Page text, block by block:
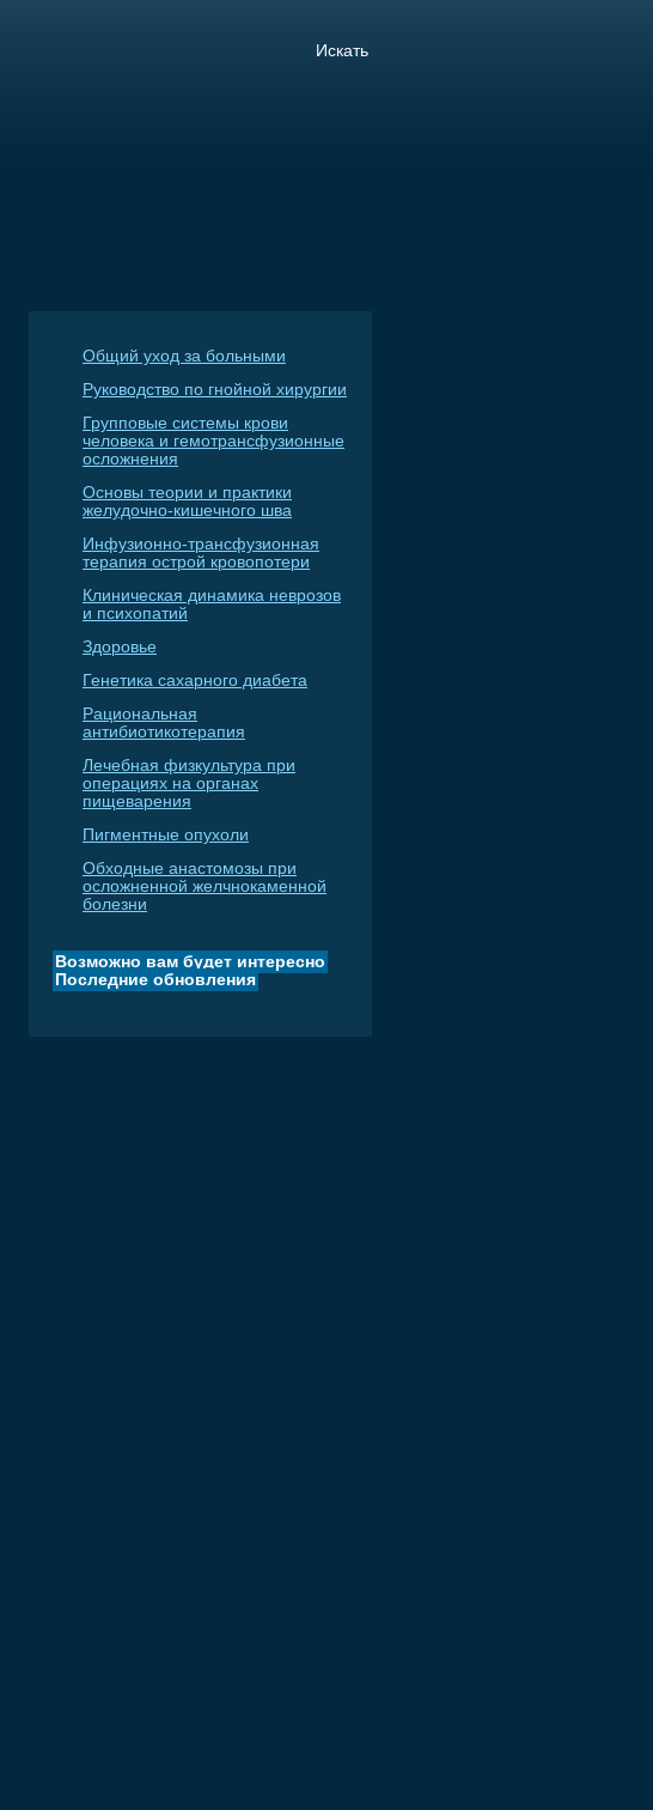
Общий уход за больными
Руководство по гнойной хирургии
Групповые системы крови
человека и гемотрансфузионные
осложнения
Основы теории и практики
желудочно-кишечного шва
Инфузионно-трансфузионная
терапия острой кровопотери
Клиническая динамика неврозов
и психопатий
Здоровье
Генетика сахарного диабета
Рациональная
антибиотикотерапия
Лечебная физкультура при
операциях на органах
пищеварения
Пигментные опухоли
Обходные анастомозы при
осложненной желчнокаменной
болезни
Возможно вам будет интересно
Последние обновления